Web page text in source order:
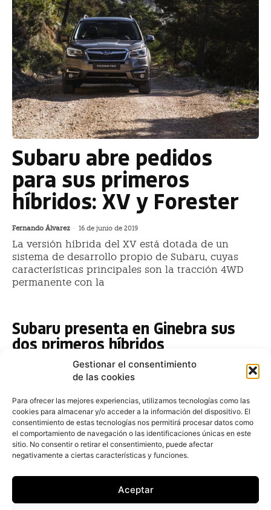
Gestionar el consentimiento
de las cookies
Para ofrecer las mejores experiencias, utilizamos tecnologías como las
cookies para almacenar y/o acceder a la información del dispositivo. El
consentimiento de estas tecnologías nos permitirá procesar datos como
el comportamiento de navegación o las identificaciones únicas en este
sitio. No consentir o retirar el consentimiento, puede afectar
negativamente a ciertas características y funciones.
Aceptar
Subaru abre pedidos
para sus primeros
híbridos: XV y Forester
Fernando Álvarez - 16 de junio de 2019
La versión híbrida del XV está dotada de un
sistema de desarrollo propio de Subaru, cuyas
características principales son la tracción 4WD
permanente con la
Subaru presenta en Ginebra sus
dos primeros híbridos
- 9 de marzo de 2019
Subaru, especializado en sistemas de propulsión de
para presentar también el Subaru Levorg 2019 y un
nuevo concept car, el Viziv Adrenaline. El nuevo
Nuevo Subaru Levorg, a la venta
desde 28.900€, con mejoras en
seguridad, confort y diseño
23 de diciembre de 2017
Subaru ha actualizado el modelo Levorg tras dos años